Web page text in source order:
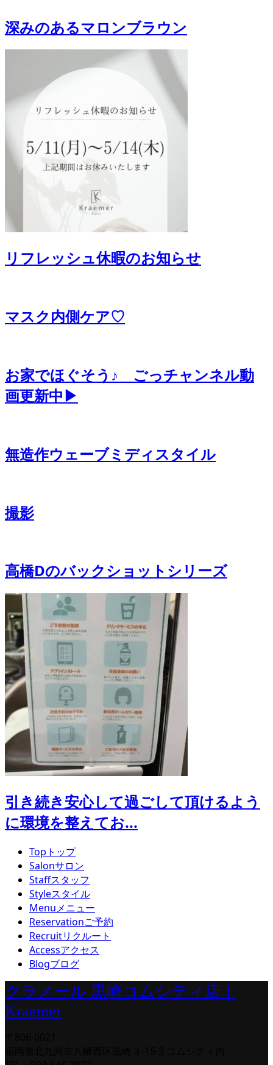
深みのあるマロンブラウン
リフレッシュ休暇のお知らせ
マスク内側ケア♡
お家でほぐそう♪ ごっチャンネル動
画更新中▶
無造作ウェーブミディスタイル
撮影
高橋Dのバックショットシリーズ
引き続き安心して過ごして頂けるよう
に環境を整えてお...
Top トップ
Salonサロン
Staffスタッフ
Styleスタイル
Menuメニュー
Reservationご予約
Recruitリクルート
Accessアクセス
Blogブログ
クラメール 黒崎コムシティ店｜
Kraemer